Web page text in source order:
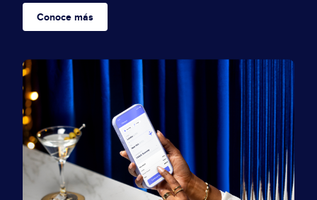
Account Secure
Policy Protect
Inversionistas
Eventos
Prensa
Conoce más